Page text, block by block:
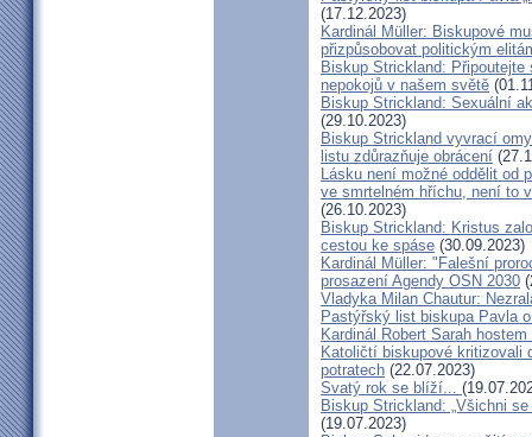
(17.12.2023)
Kardinál Müller: Biskupové
přizpůsobovat politickým
Biskup Strickland:
nepokojů v našem světě
Biskup Strickland: Sexuální
(29.10.2023)
Biskup Strickland vyvrací
listu zdůrazňuje obrácení
Lásku není možné oddělit od
ve smrtelném hříchu, není to
(26.10.2023)
Biskup Strickland: Kristus
cestou ke spáse (30.09.2023)
Kardinál Müller: "Falešní
prosazení Agendy OSN 2030
Vladyka Milan Chautur:
Pastýřský list biskupa Pavla
Kardinál Robert Sarah
Katoličtí biskupové kritizovali
potratech (22.07.2023)
Svatý rok se blíží...
Biskup Strickland: „Všichni
(19.07.2023)